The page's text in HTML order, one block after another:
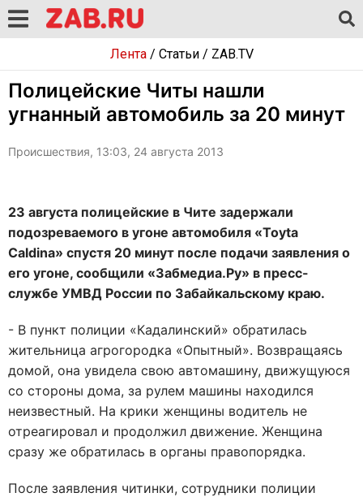
Лента/ Статьи/ ZAB.TV
Полицейские Читы нашли
угнанный автомобиль за 20 минут
Происшествия, 13:03, 24 августа 2013
23 августа полицейские в Чите задержали
подозреваемого в угоне автомобиля «Toyta
Caldina» спустя 20 минут после подачи заявления о
его угоне, сообщили «Забмедиа.Ру» в пресс-
службе УМВД России по Забайкальскому краю.
- В пункт полиции «Кадалинский» обратилась
жительница агрогородка «Опытный». Возвращаясь
домой, она увидела свою автомашину, движущуюся
со стороны дома, за рулем машины находился
неизвестный. На крики женщины водитель не
отреагировал и продолжил движение. Женщина
сразу же обратилась в органы правопорядка.
После заявления читинки, сотрудники полиции